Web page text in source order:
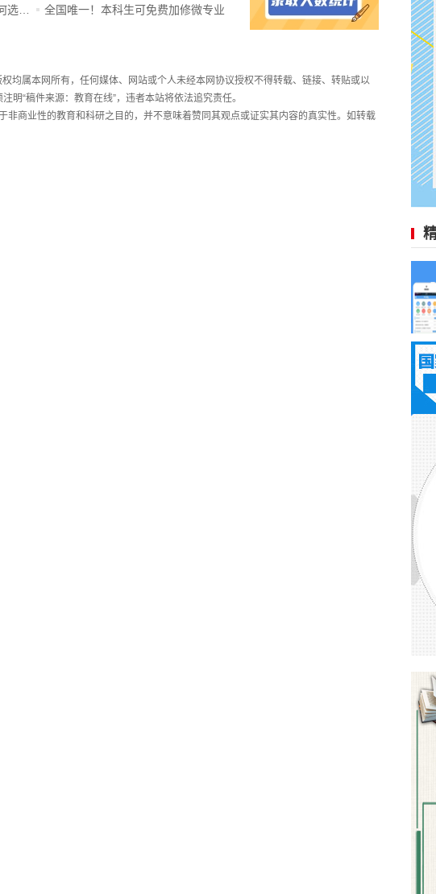
全国唯一！本科生可免费加修微专业
均属本网所有，任何媒体、网站或个人未经本网协议授权不得转载、链接、转贴或以
“稿件来源：教育在线”，违者本站将依法追究责任。
商业性的教育和科研之目的，并不意味着赞同其观点或证实其内容的真实性。如转载